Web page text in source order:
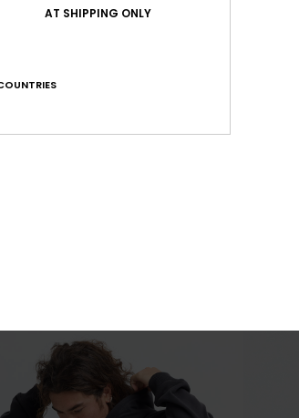
AT SHIPPING ONLY